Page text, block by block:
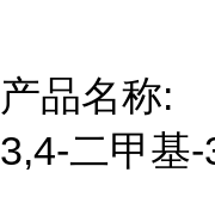
产品名称:
3,4-二甲基-